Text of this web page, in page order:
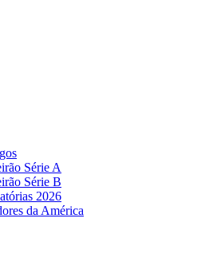
Série A
Série B
2026
da América